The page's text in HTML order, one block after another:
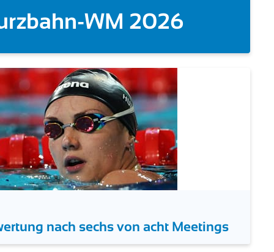
EM-Debüt Dreizehnte